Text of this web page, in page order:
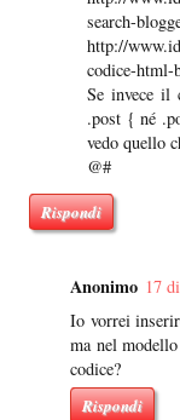
search-
http://
codice-html-
Se invece il
.post { né
vedo quello
@#
Rispondi
Anonimo 17
Io vorrei
ma nel
codice?
Rispondi